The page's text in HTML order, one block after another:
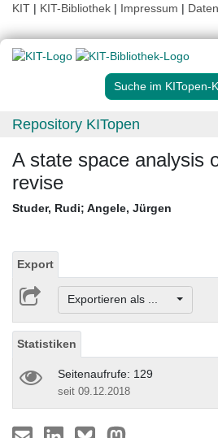
KIT | KIT-Bibliothek | Impressum |
Suche im KITopen-
Repository KITopen
A state space analysis
revise
Studer, Rudi; Angele, Jürgen
Export
Exportieren als ...
Statistiken
Seitenaufrufe: 129
seit 09.12.2018